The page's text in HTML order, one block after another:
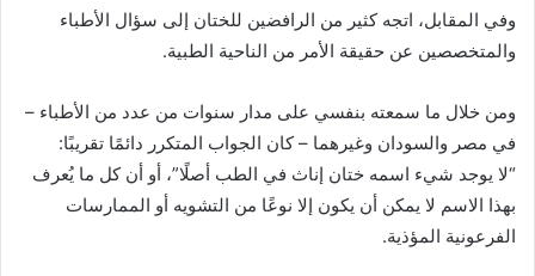
وفي المقابل، اتجه كثير من الرافضين للختان إلى سؤال الأطباء
والمتخصصين عن حقيقة الأمر من الناحية الطبية.
ومن خلال ما سمعته بنفسي على مدار سنوات من عدد من الأطباء –
في مصر والسودان وغيرهما – كان الجواب المتكرر دائمًا تقريبًا:
“لا يوجد شيء اسمه ختان إناث في الطب أصلًا”، أو أن كل ما يُعرف
بهذا الاسم لا يمكن أن يكون إلا نوعًا من التشويه أو الممارسات
الفرعونية المؤذية.